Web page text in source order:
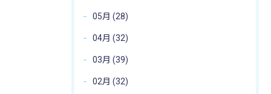
05月 (28)
04月 (32)
03月 (39)
02月 (32)